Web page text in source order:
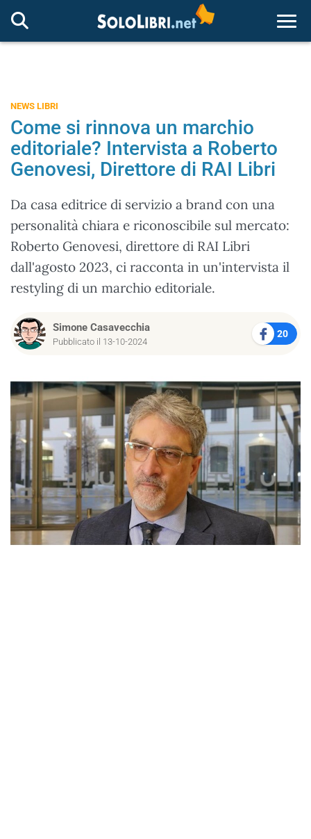
NEWS LIBRI
Come si rinnova un marchio
editoriale? Intervista a Roberto
Genovesi, Direttore di RAI Libri
Da casa editrice di servizio a brand con una
personalità chiara e riconoscibile sul mercato:
Roberto Genovesi, direttore di RAI Libri
dall'agosto 2023, ci racconta in un'intervista il
restyling di un marchio editoriale.
Simone Casavecchia
Pubblicato il 13-10-2024
20